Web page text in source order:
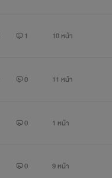
1 10 หน้า
0 11 หน้า
0 1 หน้า
0 9 หน้า